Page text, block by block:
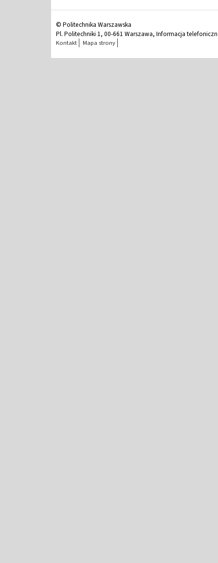
© Politechnika Warszawska
Pl. Politechniki 1, 00-661 Warszawa, Informacja
Kontakt Mapa strony